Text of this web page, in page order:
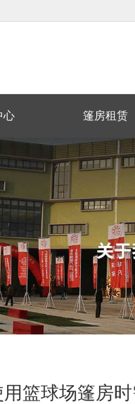
心 篷房租赁
用篮球场篷房